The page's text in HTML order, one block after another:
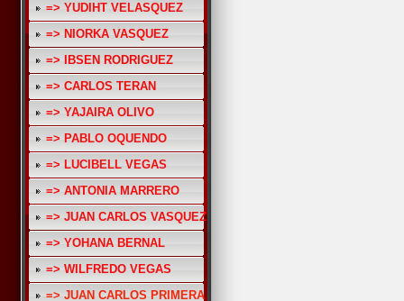
=> YUDIHT VELASQUEZ
=> NIORKA VASQUEZ
=> IBSEN RODRIGUEZ
=> CARLOS TERAN
=> YAJAIRA OLIVO
=> PABLO OQUENDO
=> LUCIBELL VEGAS
=> ANTONIA MARRERO
=> JUAN CARLOS VASQUEZ
=> YOHANA BERNAL
=> WILFREDO VEGAS
=> JUAN CARLOS PRIMERA